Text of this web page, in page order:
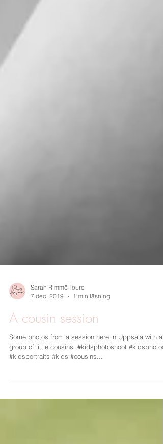
7 dec. 2019
1 min läsning
A cousin session
Some photos from a session here in Uppsala with a
#kidsportraits #kids #cousins...